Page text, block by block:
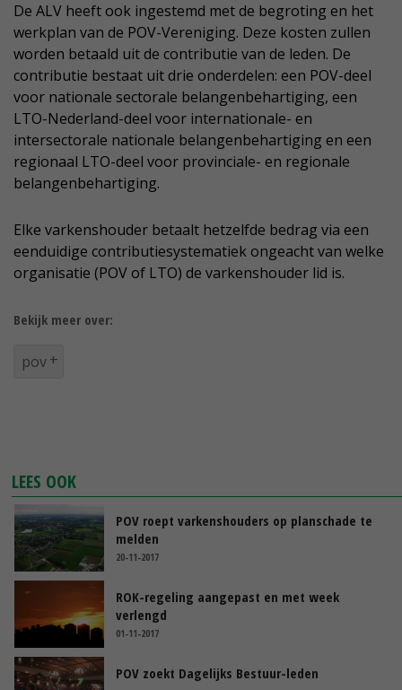
De ALV heeft ook ingestemd met de begroting en het
werkplan van de POV-Vereniging. Deze kosten zullen
worden betaald uit de contributie van de leden. De
contributie bestaat uit drie onderdelen: een POV-deel
voor nationale sectorale belangenbehartiging, een
LTO-Nederland-deel voor internationale- en
intersectorale nationale belangenbehartiging en een
regionaal LTO-deel voor provinciale- en regionale
belangenbehartiging.
Elke varkenshouder betaalt hetzelfde bedrag via een
eenduidige contributiesystematiek ongeacht van welke
organisatie (POV of LTO) de varkenshouder lid is.
Bekijk meer over:
pov
LEES OOK
POV roept varkenshouders op planschade te
melden
20-11-2017
ROK-regeling aangepast en met week
verlengd
01-11-2017
POV zoekt Dagelijks Bestuur-leden